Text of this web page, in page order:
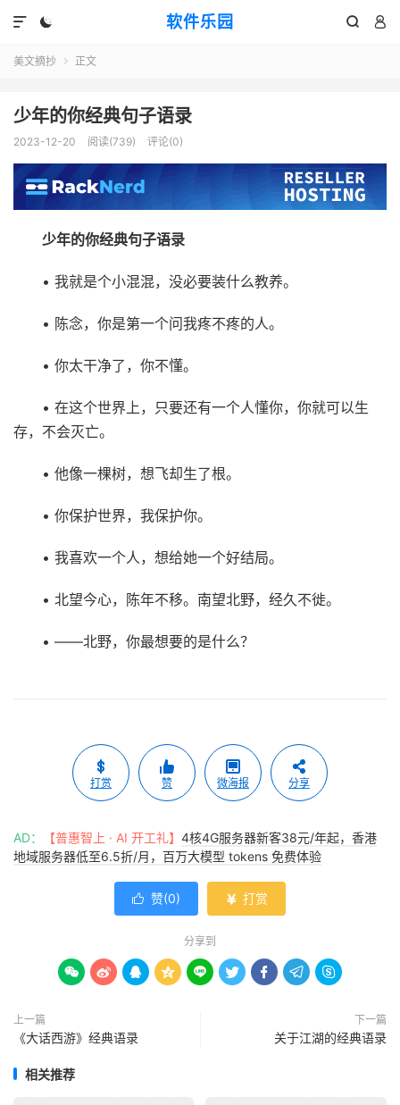
软件乐园 
 

美文摘抄  正文
少年的你经典句子语录
2023-12-20 阅读(739) 评论(0)
少年的你经典句子语录
• 我就是个小混混，没必要装什么教养。
• 陈念，你是第一个问我疼不疼的人。
• 你太干净了，你不懂。
• 在这个世界上，只要还有一个人懂你，你就可以生
存，不会灭亡。
• 他像一棵树，想飞却生了根。
• 你保护世界，我保护你。
• 我喜欢一个人，想给她一个好结局。
• 北望今心，陈年不移。南望北野，经久不徙。
• ——北野，你最想要的是什么？
打赏 赞 微海报 分享
AD： 【普惠智上 · AI 开工礼】 4核4G服务器新客38元/年起，香港
地域服务器低至6.5折/月，百万大模型 tokens 免费体验
 赞(0)  打赏
分享到
        
上一篇
《大话西游》经典语录
下一篇
关于江湖的经典语录
相关推荐